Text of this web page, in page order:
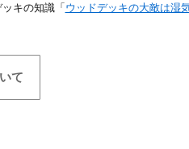
キの知識「 ウッドデッキの大敵は湿
て